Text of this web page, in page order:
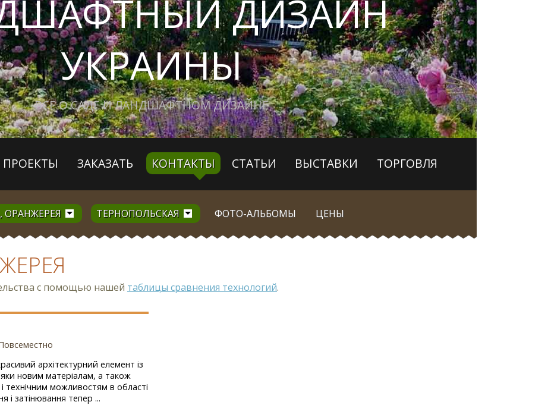
ДИЗАЙН
УКРАИНЫ
ВСЕ О САДЕ И ЛАНДШАФТНОМ ДИЗАЙНЕ
ПРОЕКТЫ ЗАКАЗАТЬ КОНТАКТЫ СТАТЬИ ВЫСТАВКИ ТОРГОВЛЯ
ОРАНЖЕРЕЯ ТЕРНОПОЛЬСКАЯ ФОТО-АЛЬБОМЫ ЦЕНЫ
с помощью нашей таблицы сравнения технологий.
архітектурний елемент із
новим матеріалам, а також
технічним можливостям в області
і затінювання тепер ...